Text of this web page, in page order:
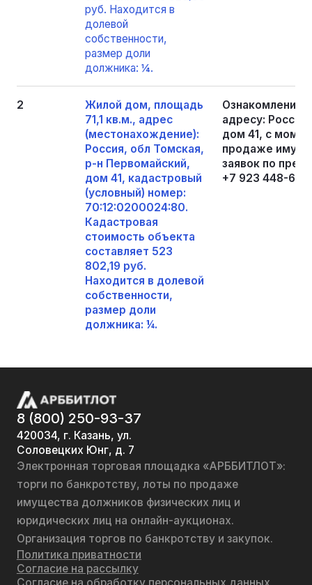
руб. Находится в
долевой
собственности,
размер доли
должника: ¼.
2
Жилой дом, площадь
71,1 кв.м., адрес
(местонахождение):
Россия, обл Томская,
р-н Первомайский,
дом 41, кадастровый
(условный) номер:
70:12:0200024:80.
Кадастровая
стоимость объекта
составляет 523
802,19 руб.
Находится в долевой
собственности,
размер доли
должника: ¼.
Ознакомление
адресу:
дом 41, с
продаже
заявок по
+7 923 448-68-
8 (800) 250-93-37
420034, г. Казань, ул.
Соловецких Юнг, д. 7
Электронная торговая площадка «АРББИТЛОТ»:
торги по банкротству, лоты по продаже
имущества должников физических лиц и
юридических лиц на онлайн-аукционах.
Организация торгов по банкротству и закупок.
Политика приватности
Согласие на рассылку
Согласие на обработку персональных данных